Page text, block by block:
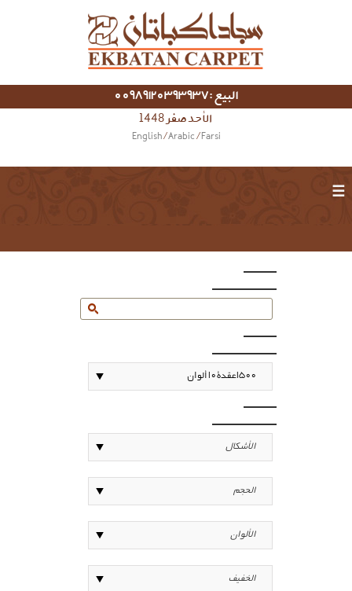
البيع :00989120393937
الأحد صفر 1448
English/ Arabic / Farsi
☰